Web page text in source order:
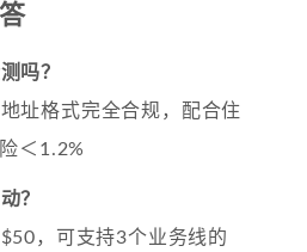
吗？
址格式完全合规，配合住
＜1.2%
？
，可支持3个业务线的